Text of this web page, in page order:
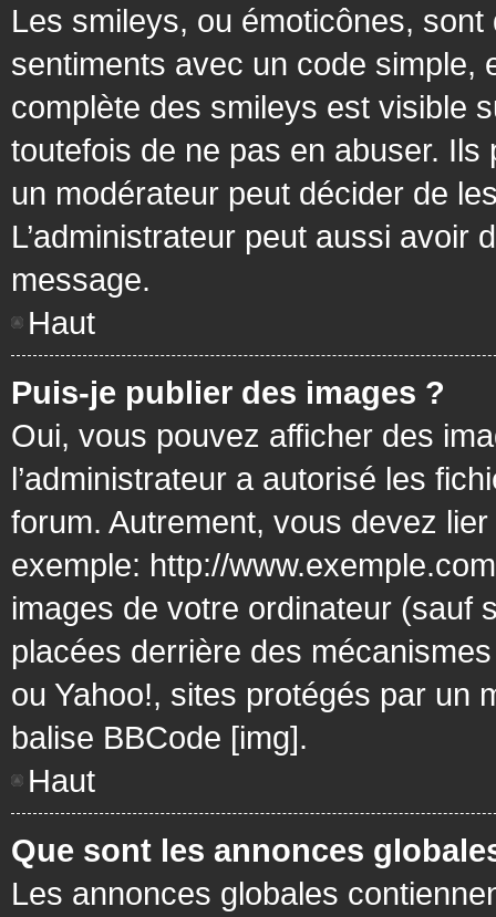
Les smileys, ou émoticônes,
sentiments avec un code simple,
complète des smileys est visible
toutefois de ne pas en abuser.
un modérateur peut décider de
L’administrateur peut aussi avoir
message.
Haut
Puis-je publier des images ?
Oui, vous pouvez afficher des
l’administrateur a autorisé les
forum. Autrement, vous devez
exemple: http://
images de votre ordinateur (sauf
placées derrière des
ou Yahoo!, sites protégés par un
balise BBCode [img].
Haut
Que sont les annonces
Les annonces globales